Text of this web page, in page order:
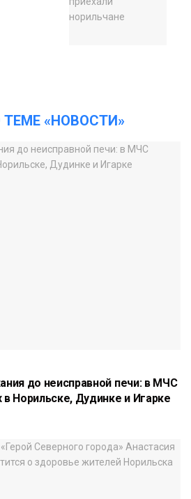
«НОВОСТИ»
до неисправной печи: в МЧС
Норильске, Дудинке и Игарке